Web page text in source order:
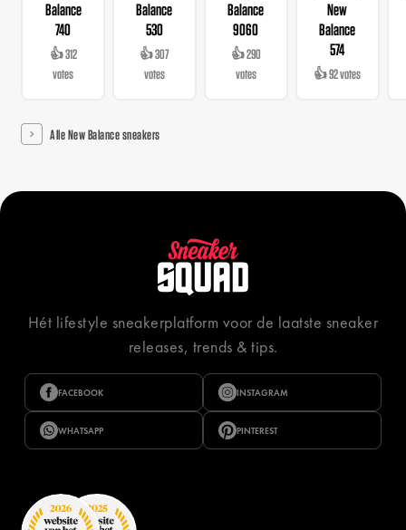
Balance
740
👍 312
votes
Balance
530
👍 307
votes
Balance
9060
👍 290
votes
New
Balance
574
👍 92 votes
Alle New Balance sneakers
Hét lifestyle sneakerplatform voor de laatste sneaker
releases, trends & tips.
FACEBOOK INSTAGRAM
WHATSAPP PINTEREST